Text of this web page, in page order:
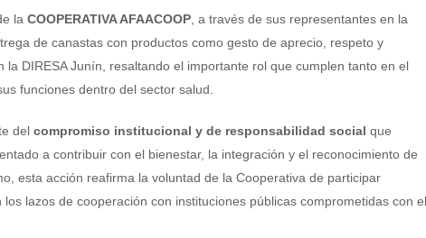
la COOPERATIVA AFAACOOP , a través de sus representantes en la
de canastas con productos como gesto de aprecio, respeto y
DIRESA Junín, resaltando el importante rol que cumplen tanto en el
funciones dentro del sector salud.
del compromiso institucional y de responsabilidad social que
a contribuir con el bienestar, la integración y el reconocimiento de
esta acción reafirma la voluntad de la Cooperativa de participar
lazos de cooperación con instituciones públicas comprometidas con el